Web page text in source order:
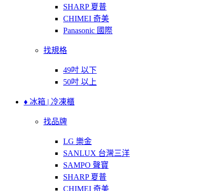
SHARP 夏普
CHIMEI 奇美
Panasonic 國際
找規格
49吋 以下
50吋 以上
♦ 冰箱 | 冷凍櫃
找品牌
LG 樂金
SANLUX 台灣三洋
SAMPO 聲寶
SHARP 夏普
CHIMEI 奇美